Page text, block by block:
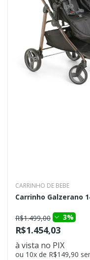
CARRINHO DE BEBE
Carrinho Galzerano
R$1.499,00 3%
R$1.454,03
à vista no PIX
ou 10x de R$149,90